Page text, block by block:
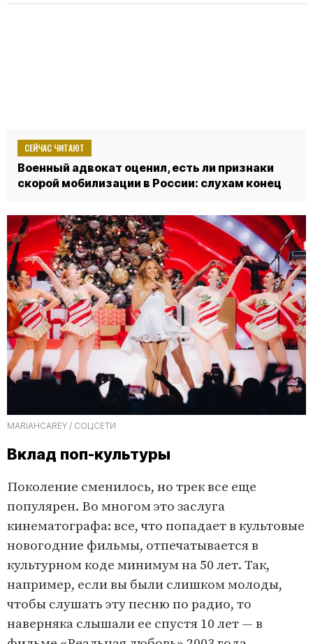
СЕЙЧАС ЧИТАЮТ
Военный адвокат оценил, есть ли признаки
скорой мобилизации в России: слухам конец
MARIAHCAREY / СОЦСЕТИ
Вклад поп-культуры
Поколение сменилось, но трек все еще
популярен. Во многом это заслуга
кинематографа: все, что попадает в культовые
новогодние фильмы, отпечатывается в
культурном коде минимум на 50 лет. Так,
например, если вы были слишком молоды,
чтобы слушать эту песню по радио, то
наверняка слышали ее спустя 10 лет — в